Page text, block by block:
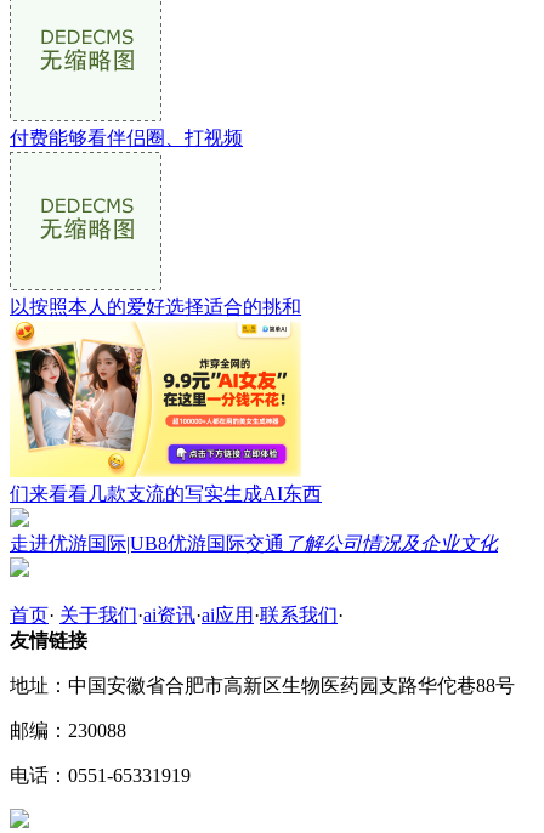
付费能够看伴侣圈、打视频
以按照本人的爱好选择适合的挑和
们来看看几款支流的写实生成AI东西
走进优游国际|UB8优游国际交通 了解公司情况及企业文化
首页· 关于我们·ai资讯·ai应用 ·联系我们·
友情链接
地址：中国安徽省合肥市高新区生物医药园支路华佗巷88号
邮编：230088
电话：0551-65331919